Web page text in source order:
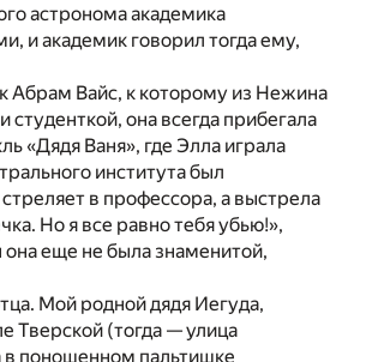
астронома академика
и академик говорил тогда ему,
Абрам Вайс, к которому из Нежина
она всегда прибегала
«Дядя Ваня», где Элла играла
института был
в профессора, а выстрела
Но я все равно тебя убью!»,
она еще не была знаменитой,
Мой родной дядя Иегуда,
Тверской (тогда — улица
в поношенном пальтишке